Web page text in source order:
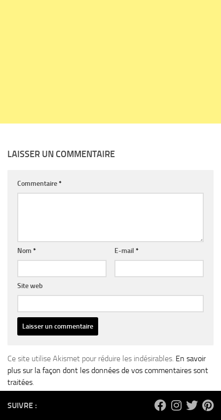
LAISSER UN COMMENTAIRE
Commentaire*
Nom * E-mail *
Site web
Ce site utilise Akismet pour réduire les indésirables. En savoir
plus sur la façon dont les données de vos commentaires sont
traitées.
SUIVRE :